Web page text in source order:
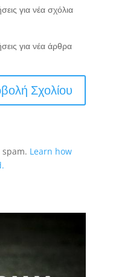
για νέα σχόλια
για νέα άρθρα
Learn how